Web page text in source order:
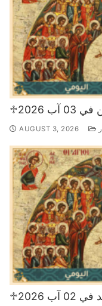
2026
AUGUST 3, 2026
2026